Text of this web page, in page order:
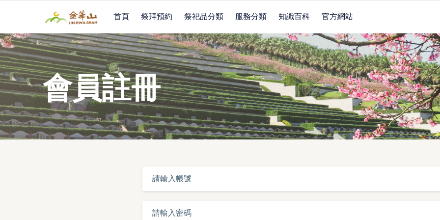
首頁 祭拜預約 祭祀品分類 服務分類 知識百科 官方網站
會員註冊